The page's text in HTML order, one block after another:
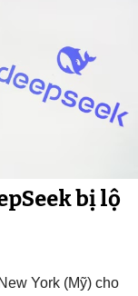
bị lộ
York (Mỹ) cho